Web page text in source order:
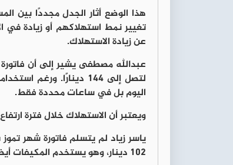
هذا الوضع أثار الجدل مجددًا بين
تغيير نمط استهلاكهم أو زيادة في
عن زيادة الاستهلاك.
لتصل إلى 144 دينارًا.
اليوم بل في ساعات محددة فقط.
ويعتبر أن الاستهلاك خلال فترة
102 دينار، وهو يستخدم المكيفات أيضًا لكن ليس بشكل مستمر، مع تأكيده أن بقية الأجهزة المنزلية لم تتغير.